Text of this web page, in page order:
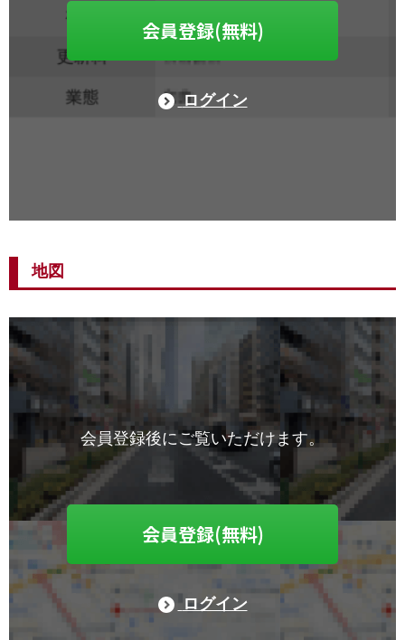
会員登録(無料)
ログイン
地図
会員登録後にご覧いただけます。
会員登録(無料)
ログイン